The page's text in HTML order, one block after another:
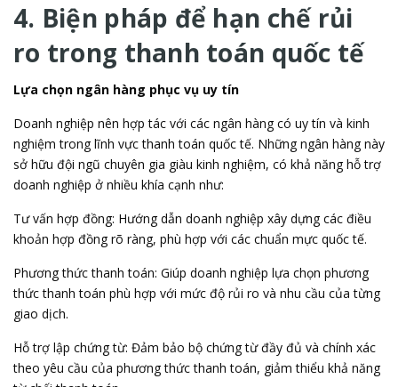
4. Biện pháp để hạn chế rủi
ro trong thanh toán quốc tế
Lựa chọn ngân hàng phục vụ uy tín
Doanh nghiệp nên hợp tác với các ngân hàng có uy tín và kinh
nghiệm trong lĩnh vực thanh toán quốc tế. Những ngân hàng này
sở hữu đội ngũ chuyên gia giàu kinh nghiệm, có khả năng hỗ trợ
doanh nghiệp ở nhiều khía cạnh như:
Tư vấn hợp đồng: Hướng dẫn doanh nghiệp xây dựng các điều
khoản hợp đồng rõ ràng, phù hợp với các chuẩn mực quốc tế.
Phương thức thanh toán: Giúp doanh nghiệp lựa chọn phương
thức thanh toán phù hợp với mức độ rủi ro và nhu cầu của từng
giao dịch.
Hỗ trợ lập chứng từ: Đảm bảo bộ chứng từ đầy đủ và chính xác
theo yêu cầu của phương thức thanh toán, giảm thiểu khả năng